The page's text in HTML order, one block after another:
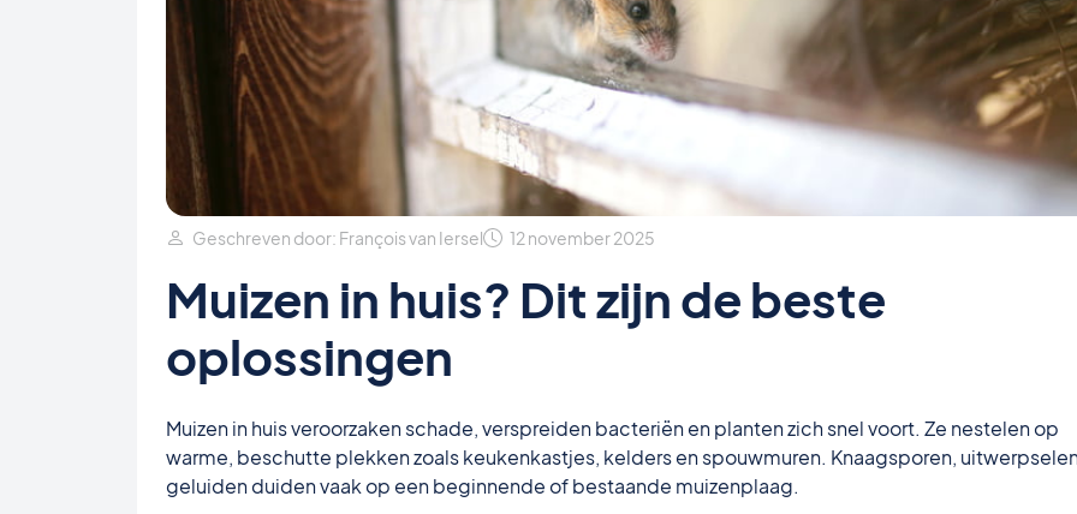
Geschreven door: François van Iersel 12 november 2025
Muizen in huis? Dit zijn de beste
oplossingen
Muizen in huis veroorzaken schade, verspreiden bacteriën en planten zich snel voort. Ze nestelen op
warme, beschutte plekken zoals keukenkastjes, kelders en spouwmuren. Knaagsporen,
geluiden duiden vaak op een beginnende of bestaande muizenplaag.